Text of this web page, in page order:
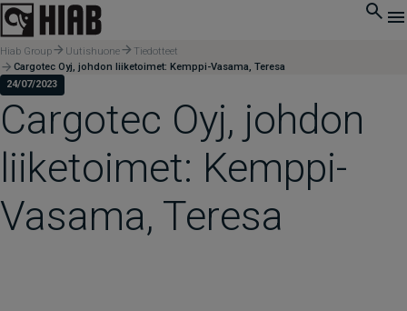
Hiab Group Uutishuone
Tiedotteet
Cargotec Oyj, johdon liiketoimet: Kemppi-Vasama, Teresa
24/07/2023
Cargotec Oyj, johdon
liiketoimet: Kemppi-
Vasama, Teresa